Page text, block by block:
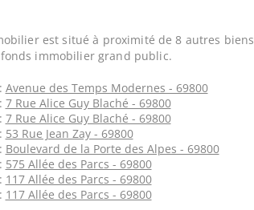
est situé à proximité de 8 autres biens
immobilier grand public.
Avenue des Temps Modernes - 69800
7 Rue Alice Guy Blaché - 69800
7 Rue Alice Guy Blaché - 69800
53 Rue Jean Zay - 69800
Boulevard de la Porte des Alpes - 69800
575 Allée des Parcs - 69800
117 Allée des Parcs - 69800
117 Allée des Parcs - 69800